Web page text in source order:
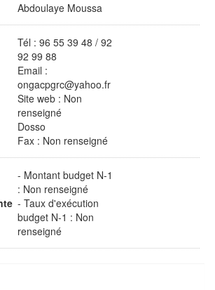
Abdoulaye Moussa
Tél : 96 55 39 48 / 92
92 99 88
Email :
ongacpgrc@yahoo.fr
Site web : Non
renseigné
Dosso
Fax : Non renseigné
- Montant budget N-1
: Non renseigné
- Taux d'exécution
budget N-1 : Non
renseigné